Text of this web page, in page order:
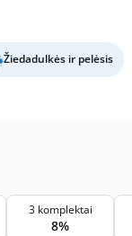
Žiedadulkės ir pelėsis
3 komplektai
8%